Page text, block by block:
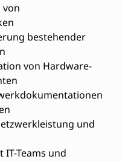
von
bestehender
von Hardware-
und
Teams und